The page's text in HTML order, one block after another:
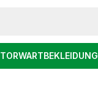
TORWARTBEKLEIDUNG